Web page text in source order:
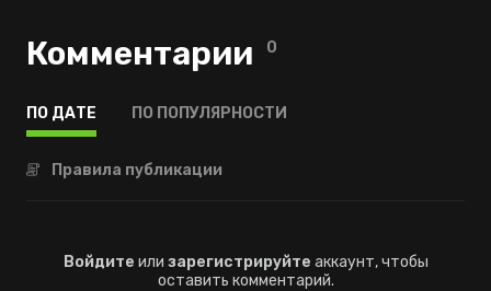
Комментарии 0
ПО ДАТЕ ПО ПОПУЛЯРНОСТИ
Правила публикации
Войдите или зарегистрируйте аккаунт, чтобы
оставить комментарий.